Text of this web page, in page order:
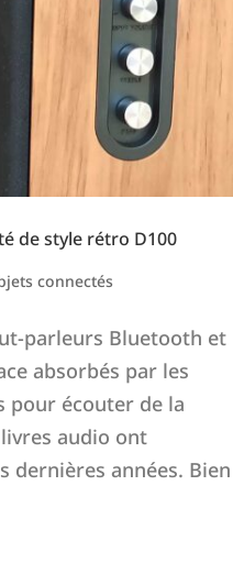
de style rétro D100
connectés
parleurs Bluetooth et
absorbés par les
pour écouter de la
audio ont
dernières années. Bien